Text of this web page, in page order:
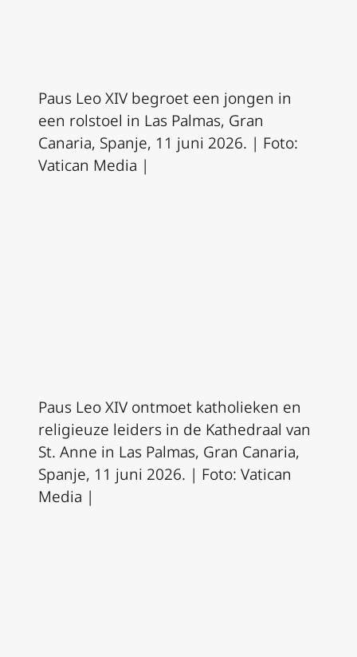
Paus Leo XIV begroet een jongen in
een rolstoel in Las Palmas, Gran
Canaria, Spanje, 11 juni 2026. | Foto:
Vatican Media |
Paus Leo XIV ontmoet katholieken en
religieuze leiders in de Kathedraal van
St. Anne in Las Palmas, Gran Canaria,
Spanje, 11 juni 2026. | Foto: Vatican
Media |